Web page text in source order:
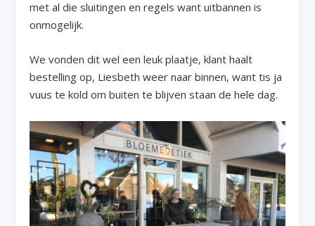
met al die sluitingen en regels want uitbannen is
onmogelijk.
We vonden dit wel een leuk plaatje, klant haalt
bestelling op, Liesbeth weer naar binnen, want tis ja
vuus te kold om buiten te blijven staan de hele dag.